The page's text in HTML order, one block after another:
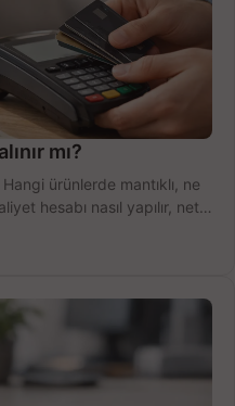
mı?
ürünlerde mantıklı, ne
hesabı nasıl yapılır, net